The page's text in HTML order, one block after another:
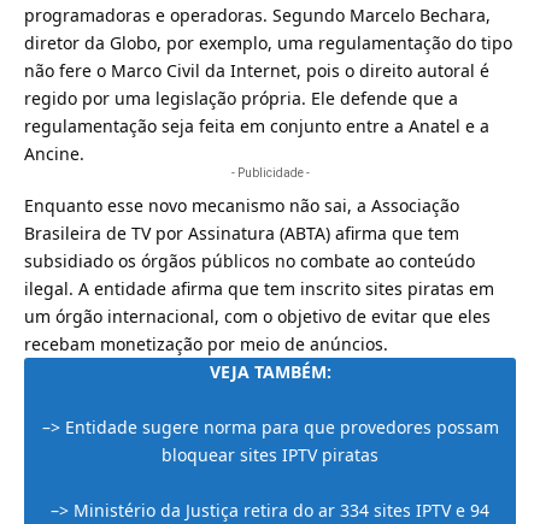
programadoras e operadoras. Segundo Marcelo Bechara,
diretor da Globo, por exemplo, uma regulamentação do tipo
não fere o Marco Civil da Internet, pois o direito autoral é
regido por uma legislação própria. Ele defende que a
regulamentação seja feita em conjunto entre a Anatel e a
Ancine.
- Publicidade -
Enquanto esse novo mecanismo não sai, a Associação
Brasileira de TV por Assinatura (ABTA) afirma que tem
subsidiado os órgãos públicos no combate ao conteúdo
ilegal. A entidade afirma que tem inscrito sites piratas em
um órgão internacional, com o objetivo de evitar que eles
recebam monetização por meio de anúncios.
VEJA TAMBÉM:
–> Entidade sugere norma para que provedores possam
bloquear sites IPTV piratas
–> Ministério da Justiça retira do ar 334 sites IPTV e 94